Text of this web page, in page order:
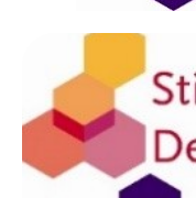
Nieuws
Over het CBF
Veelgestelde
Register